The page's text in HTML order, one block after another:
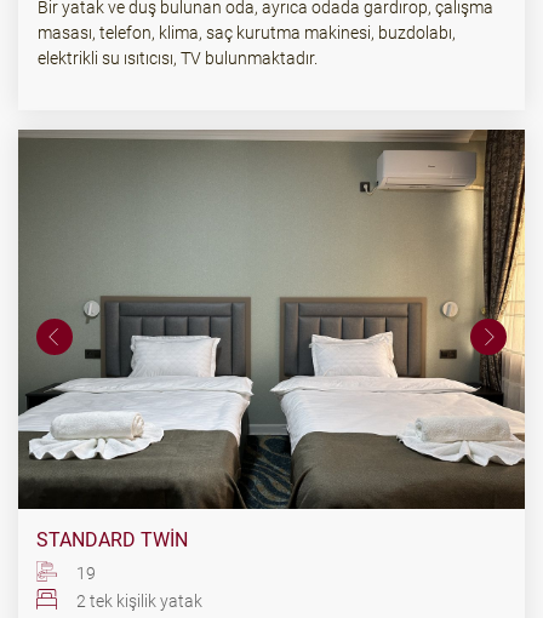
Bir yatak ve duş bulunan oda, ayrıca odada gardırop, çalışma
masası, telefon, klima, saç kurutma makinesi, buzdolabı,
elektrikli su ısıtıcısı, TV bulunmaktadır.
STANDARD TWIN
19
2 tek kişilik yatak